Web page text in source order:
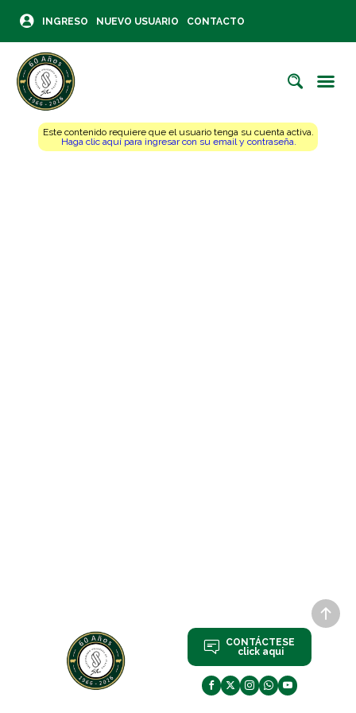
INGRESO NUEVO USUARIO CONTACTO
Este contenido requiere que el usuario tenga su cuenta activa.
Haga clic aquí para ingresar con su email y contraseña.
CONTÁCTESE
click aqui